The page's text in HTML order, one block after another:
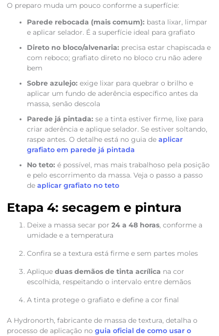
O preparo muda um pouco conforme a superfície:
Parede rebocada (mais comum): basta lixar, limpar
e aplicar selador. É a superfície ideal para grafiato
Direto no bloco/alvenaria: precisa estar chapiscada e
com reboco; grafiato direto no bloco cru não adere
bem
Sobre azulejo: exige lixar para quebrar o brilho e
aplicar um fundo de aderência específico antes da
massa, senão descola
Parede já pintada: se a tinta estiver firme, lixe para
criar aderência e aplique selador. Se estiver soltando,
raspe antes. O detalhe está no guia de aplicar
grafiato em parede já pintada
No teto: é possível, mas mais trabalhoso pela posição
e pelo escorrimento da massa. Veja o passo a passo
de aplicar grafiato no teto
Etapa 4: secagem e pintura
Deixe a massa secar por 24 a 48 horas, conforme a
umidade e a temperatura
Confira se a textura está firme e sem partes moles
Aplique duas demãos de tinta acrílica na cor
escolhida, respeitando o intervalo entre demãos
A tinta protege o grafiato e define a cor final
A Hydronorth, fabricante de massa de textura, detalha o
processo de aplicação no guia oficial de como usar o